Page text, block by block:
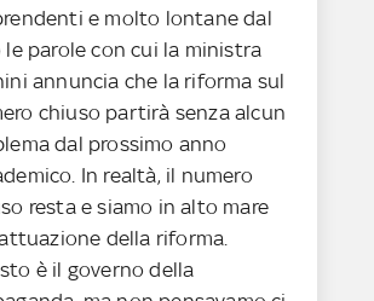
e molto lontane dal
le parole con cui la ministra
annuncia che la riforma sul
chiuso partirà senza alcun
dal prossimo anno
In realtà, il numero
resta e siamo in alto mare
della riforma.
è il governo della